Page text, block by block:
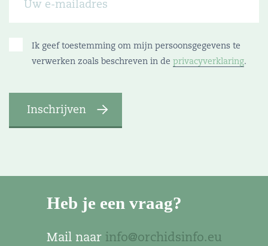
Ik geef toestemming om mijn persoonsgegevens te
verwerken zoals beschreven in de privacyverklaring.
Heb je een vraag?
Mail naar info@orchidsinfo.eu